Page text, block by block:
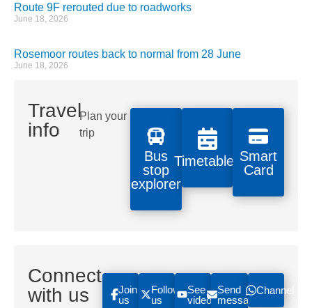
Route 9F rerouted due to roadworks
June 18, 2026
Rosemoor routes back to normal from 28 June
June 18, 2026
Travel
info
Plan your
trip
Bus
stop
explorer
TimetablesSmart
Card
Connect
with us
Join
us
Follow
us
See
videos
Send
message
Channel